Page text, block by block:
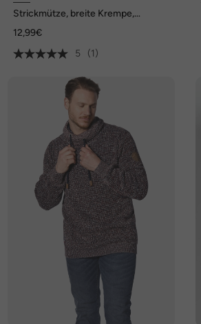
Strickmütze, breite Krempe,
12,99€
5
(1)